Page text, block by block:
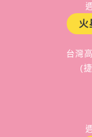
火
台灣
(